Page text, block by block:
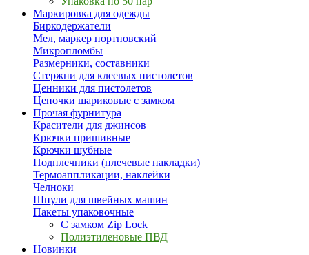
Маркировка для одежды
Биркодержатели
Мел, маркер портновский
Микропломбы
Размерники, составники
Стержни для клеевых пистолетов
Ценники для пистолетов
Цепочки шариковые с замком
Прочая фурнитура
Красители для джинсов
Крючки пришивные
Крючки шубные
Подплечники (плечевые накладки)
Термоаппликации, наклейки
Челноки
Шпули для швейных машин
Пакеты упаковочные
С замком Zip Lock
Полиэтиленовые ПВД
Новинки